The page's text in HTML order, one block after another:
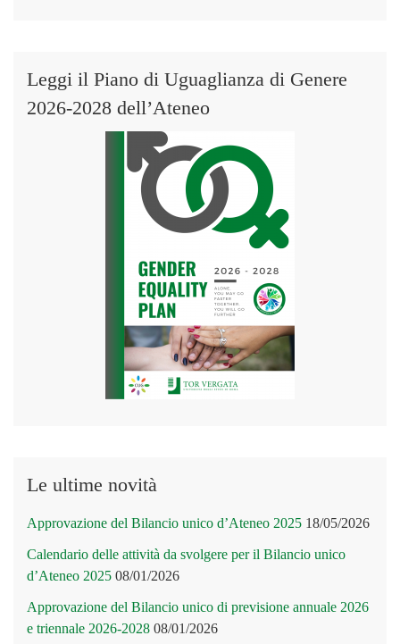
Leggi il Piano di Uguaglianza di Genere
2026-2028 dell’Ateneo
Le ultime novità
Approvazione del Bilancio unico d’Ateneo 2025 18/05/2026
Calendario delle attività da svolgere per il Bilancio unico
d’Ateneo 2025 08/01/2026
Approvazione del Bilancio unico di previsione annuale 2026
e triennale 2026-2028 08/01/2026